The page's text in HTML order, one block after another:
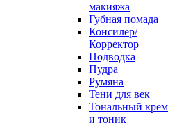
макияжа
Губная помада
Консилер/
Корректор
Подводка
Пудра
Румяна
Тени для век
Тональный крем
и тоник